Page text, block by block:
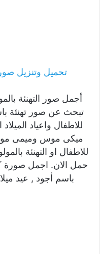
تحميل وتنزيل
أجمل صور التهنئة
تبحث عن صور تهنئة
للاطفال واعياد
ميكى موس وميمى موس
للاطفال او التهنئة
حمل الان. اجمل صورة
باسم أجود , عيد